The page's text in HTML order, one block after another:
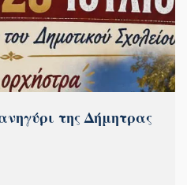
της Δήμητρας